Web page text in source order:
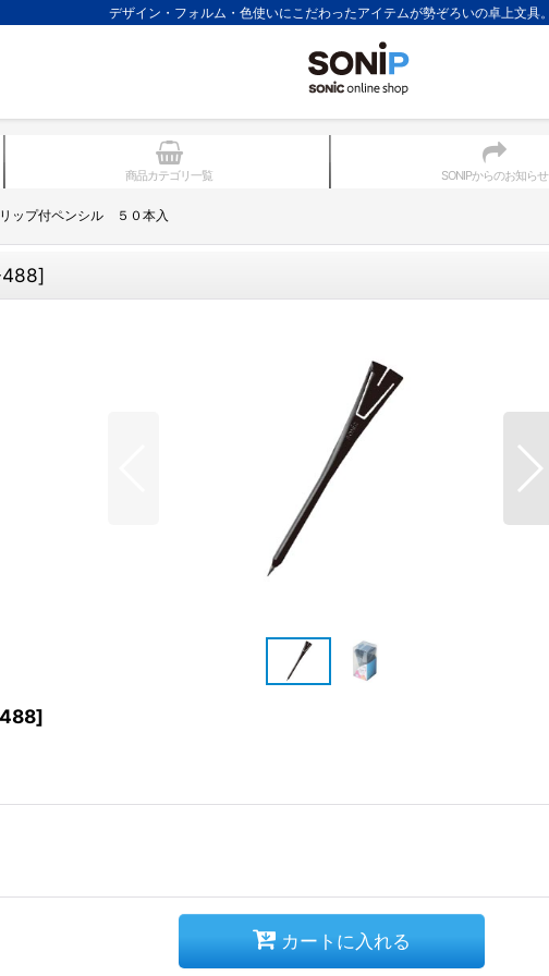
デザイン・フォルム・色使いにこだわったアイテムが勢ぞろいの卓上文具。
商品カテゴリ一覧 SONIPからのお知らせ
ップ付ペンシル ５０本入
]
]
カートに入れる